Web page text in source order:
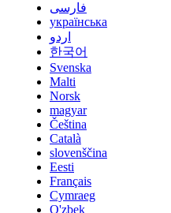
فارسی
українська
اردو
한국어
Svenska
Malti
Norsk
magyar
Čeština
Català
slovenščina
Eesti
Français
Cymraeg
O'zbek